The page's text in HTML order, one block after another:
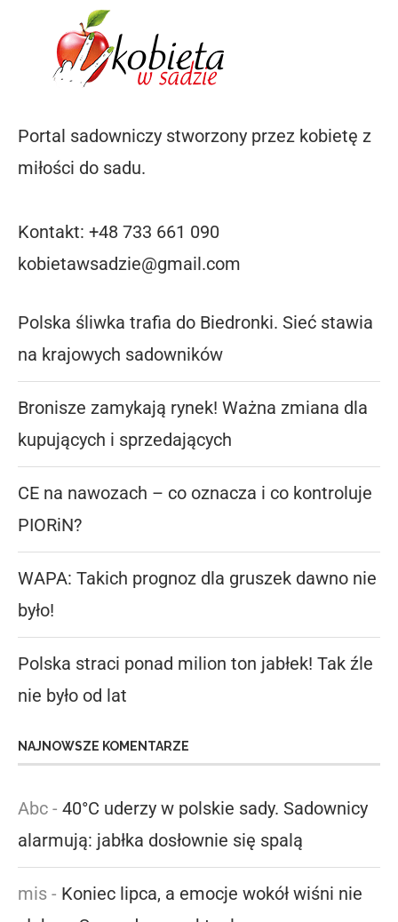
Portal sadowniczy stworzony przez kobietę z
miłości do sadu.
Kontakt: +48 733 661 090
kobietawsadzie@gmail.com
Polska śliwka trafia do Biedronki. Sieć stawia
na krajowych sadowników
Bronisze zamykają rynek! Ważna zmiana dla
kupujących i sprzedających
CE na nawozach – co oznacza i co kontroluje
PIORiN?
WAPA: Takich prognoz dla gruszek dawno nie
było!
Polska straci ponad milion ton jabłek! Tak źle
nie było od lat
NAJNOWSZE KOMENTARZE
Abc - 40°C uderzy w polskie sady. Sadownicy
alarmują: jabłka dosłownie się spalą
mis - Koniec lipca, a emocje wokół wiśni nie